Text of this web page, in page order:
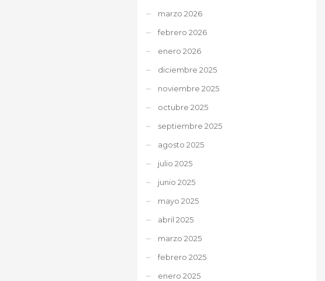
marzo 2026
febrero 2026
enero 2026
diciembre 2025
noviembre 2025
octubre 2025
septiembre 2025
agosto 2025
julio 2025
junio 2025
mayo 2025
abril 2025
marzo 2025
febrero 2025
enero 2025